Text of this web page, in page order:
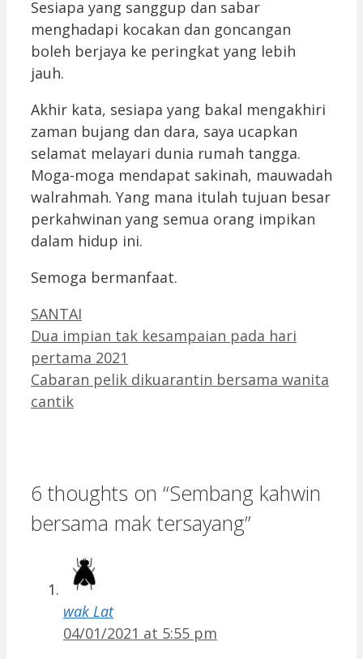
Sesiapa yang sanggup dan sabar
menghadapi kocakan dan goncangan
boleh berjaya ke peringkat yang lebih
jauh.
Akhir kata, sesiapa yang bakal mengakhiri
zaman bujang dan dara, saya ucapkan
selamat melayari dunia rumah tangga.
Moga-moga mendapat sakinah, mauwadah
walrahmah. Yang mana itulah tujuan besar
perkahwinan yang semua orang impikan
dalam hidup ini.
Semoga bermanfaat.
Categories
SANTAI
Dua impian tak kesampaian pada hari
pertama 2021
Cabaran pelik dikuarantin bersama wanita
cantik
6 thoughts on “Sembang kahwin
bersama mak tersayang”
wak Lat
04/01/2021 at 5:55 pm